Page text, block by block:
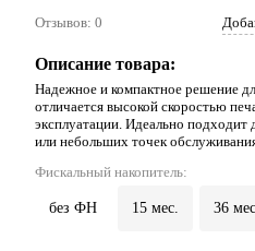
Отзывов: 0
Описание товара:
Надежное и компактное решение
отличается высокой скоростью
эксплуатации. Идеально подходит
или небольших точек
Фискальный накопитель:
без ФН 15 мес. 36